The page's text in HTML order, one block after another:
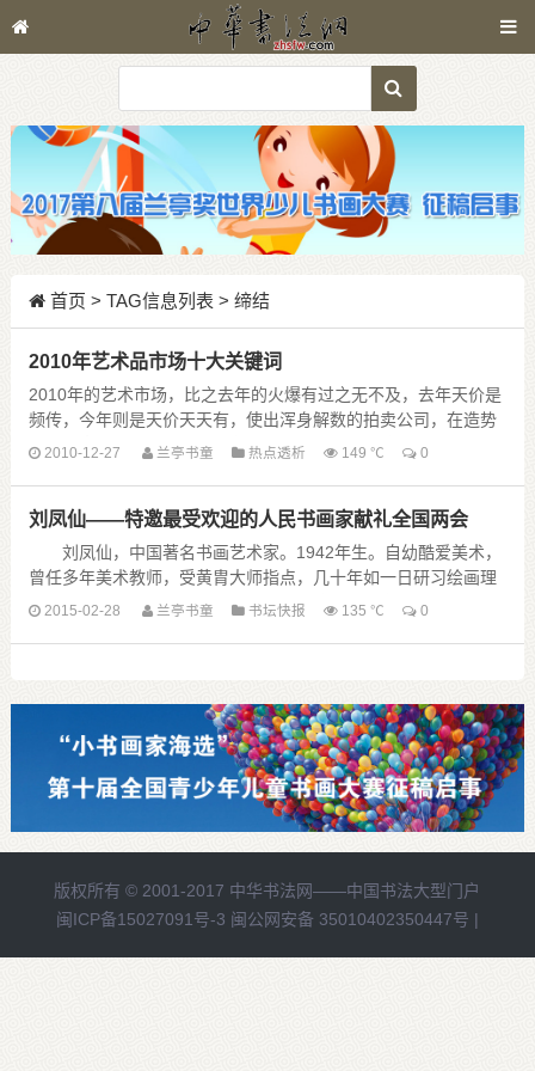
首页 > TAG信息列表 > 缔结
2010年艺术品市场十大关键词
2010年的艺术市场，比之去年的火爆有过之无不及，去年天价是
频传，今年则是天价天天有，使出浑身解数的拍卖公司，在造势
上各出奇招，让人在一顿狂轰乱炸后开始沉思，这......
2010-12-27 兰亭书童 热点透析 149 ℃ 0
刘凤仙——特邀最受欢迎的人民书画家献礼全国两会
刘凤仙，中国著名书画艺术家。1942年生。自幼酷爱美术，
曾任多年美术教师，受黄胄大师指点，几十年如一日研习绘画理
论及技法，苦练不辍，以花鸟为主，尤擅画梅与寿桃，其作品气
2015-02-28 兰亭书童 书坛快报 135 ℃ 0
版权所有 © 2001-2017 中华书法网——中国书法大型门户
闽ICP备15027091号-3 闽公网安备 35010402350447号 |